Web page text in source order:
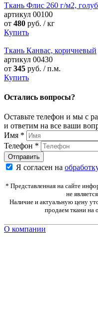
Ткань Флис 260 г/м2,
артикул 00100
от 480 руб. / кг
Купить
Ткань Канвас, коричневый
артикул 00430
от 345 руб. / п.м.
Купить
Остались вопросы?
Оставьте телефон и мы с
и ответим на все ваши
Имя *
Телефон *
Я согласен на
* Представленная на сайте
не
Наличие и актуальную цену
продаем ткани на
О компании